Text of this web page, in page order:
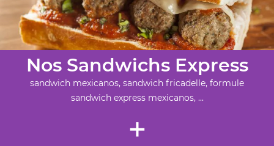
Nos Sandwichs Express
sandwich mexicanos, sandwich fricadelle, formule
sandwich express mexicanos, ...
+